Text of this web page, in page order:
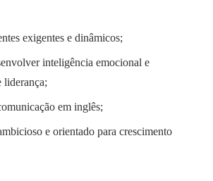
exigentes e dinâmicos;
inteligência emocional e
liderança;
em inglês;
e orientado para crescimento